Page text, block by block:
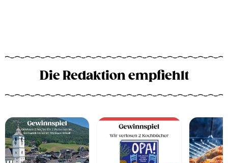
Die Redaktion empfiehlt